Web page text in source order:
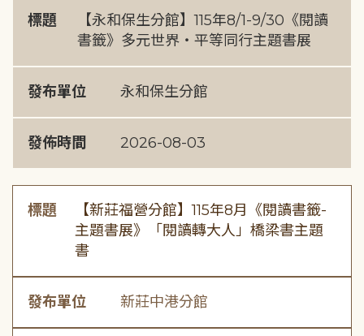
標題
【永和保生分館】115年8/1-9/30《閱讀
書籤》多元世界・平等同行主題書展
發布單位 永和保生分館
發佈時間 2026-08-03
標題
【新莊福營分館】115年8月《閱讀書籤-
主題書展》「閱讀轉大人」橋梁書主題
書
發布單位 新莊中港分館